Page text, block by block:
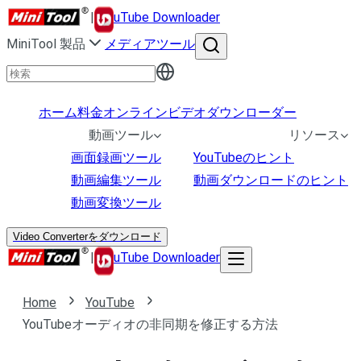
|
uTube Downloader
MiniTool 製品
メディアツール
ホーム料金オンラインビデオダウンローダー
動画ツール
画面録画ツール
動画編集ツール
動画変換ツール
リソース
YouTubeのヒント
動画ダウンロードのヒント
Video Converterをダウンロード
| uTube Downloader
Home
YouTube
YouTubeオーディオの非同期を修正する方法